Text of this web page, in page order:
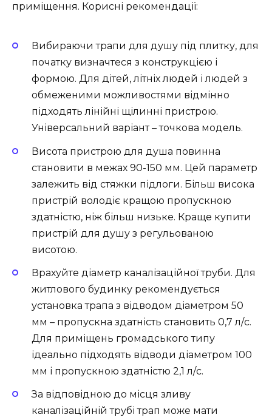
приміщення. Корисні рекомендації:
Вибираючи трапи для душу під плитку, для
початку визначтеся з конструкцією і
формою. Для дітей, літніх людей і людей з
обмеженими можливостями відмінно
підходять лінійні щілинні пристрою.
Універсальний варіант – точкова модель.
Висота пристрою для душа повинна
становити в межах 90-150 мм. Цей параметр
залежить від стяжки підлоги. Більш висока
пристрій володіє кращою пропускною
здатністю, ніж більш низьке. Краще купити
пристрій для душу з регульованою
висотою.
Врахуйте діаметр каналізаційної труби. Для
житлового будинку рекомендується
установка трапа з відводом діаметром 50
мм – пропускна здатність становить 0,7 л/с.
Для приміщень громадського типу
ідеально підходять відводи діаметром 100
мм і пропускною здатністю 2,1 л/с.
За відповідною до місця зливу
каналізаційній трубі трап може мати